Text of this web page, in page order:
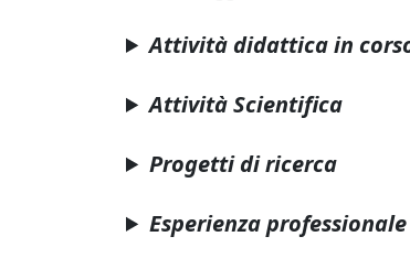
Attività didattica in
Attività Scientifica
Progetti di ricerca
Esperienza